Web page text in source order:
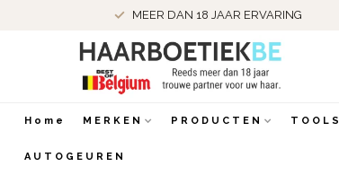
MEER DAN 18 JAAR ERVARING
Home MERKEN PRODUCTEN TOOLS
AUTOGEUREN